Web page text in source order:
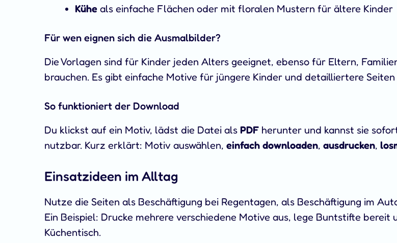
Kühe als einfache Flächen oder mit floralen Mustern für ältere Kinder
Für wen eignen sich die Ausmalbilder?
Die Vorlagen sind für Kinder jeden Alters geeignet, ebenso für Eltern,
brauchen. Es gibt einfache Motive für jüngere Kinder und detailliertere
So funktioniert der Download
Du klickst auf ein Motiv, lädst die Datei als PDF herunter und kannst sie
nutzbar. Kurz erklärt: Motiv auswählen, einfach downloaden, ausdrucken,
Einsatzideen im Alltag
Nutze die Seiten als Beschäftigung bei Regentagen, als Beschäftigung im
Ein Beispiel: Drucke mehrere verschiedene Motive aus, lege Buntstifte
Küchentisch.